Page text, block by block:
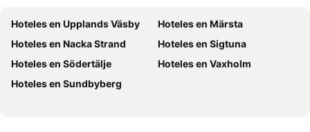
Hoteles en Cerdeña
Hoteles en Jamaica
Hoteles en Región de Arica y Parinacota
Hoteles en Upplands Väsby
Hoteles en Märsta
Hoteles en Nacka Strand
Hoteles en Sigtuna
Hoteles en Södertälje
Hoteles en Vaxholm
Hoteles en Sundbyberg